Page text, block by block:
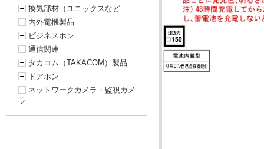
換気部材（ユニックスなど
内外電機製品
ビジネスホン
通信関連
タカコム（TAKACOM）製品
ドアホン
ネットワークカメラ・監視カメ
ラ